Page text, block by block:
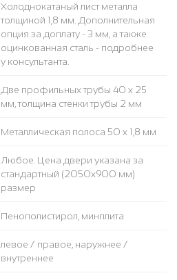
Холоднокатаный лист металла
толщиной 1,8 мм. Дополнительная
опция за доплату - 3 мм, а также
оцинкованная сталь - подробнее
у консультанта.
Две профильных трубы 40 х 25
мм, толщина стенки трубы 2 мм
Металлическая полоса 50 х 1,8 мм
Любое. Цена двери указана за
стандартный (2050x900 мм)
размер
Пенополистирол, минплита
левое / правое, наружнее /
внутреннее